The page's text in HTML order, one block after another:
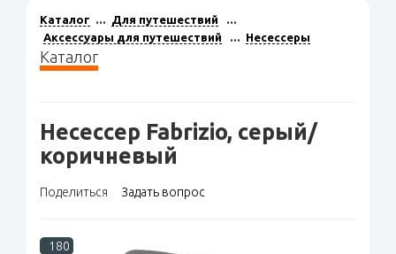
Каталог
Для путешествий
Аксессуары для путешествий
Несессеры
Каталог
Несессер Fabrizio, серый/
коричневый
Поделиться Задать вопрос
180